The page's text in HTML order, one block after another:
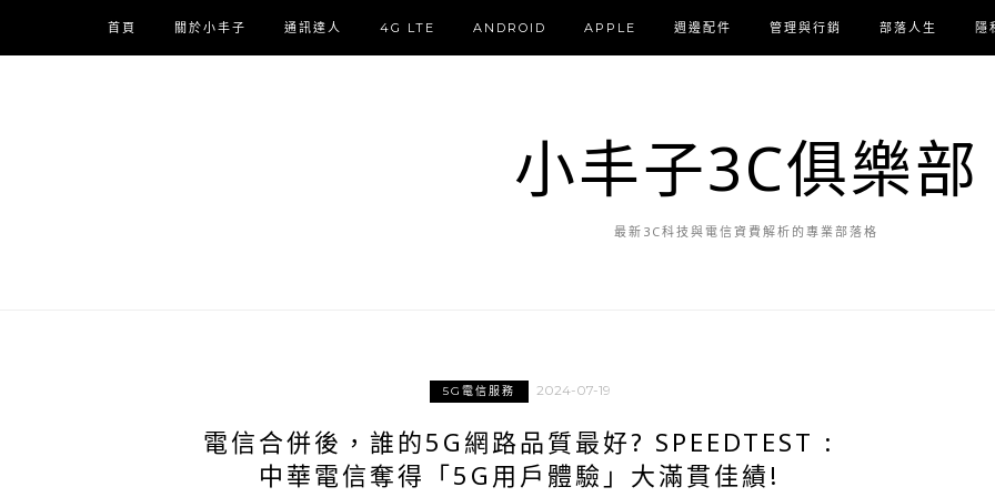
首頁 關於小丰子 通訊達人 4G LTE ANDROID APPLE 週邊配件 管理與行銷 部落人生 隱
小丰子3C俱樂部
最新3C科技與電信資費解析的專業部落格
5G電信服務 2024-07-19
電信合併後，誰的5G網路品質最好? SPEEDTEST :
中華電信奪得「5G用戶體驗」大滿貫佳績!